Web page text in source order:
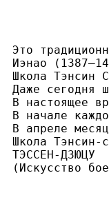
Это
Иэнао
Школа Тэнсин
Даже сегодня
В настоящее
В начале
В апреле
Школа Тэнсин-
ТЭССЕН-ДЗЮЦУ
(Искусство